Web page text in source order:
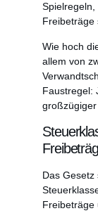
Freibeträge
Wie hoch
allem von
Faustregel:
großzügiger
Das
Freibeträge